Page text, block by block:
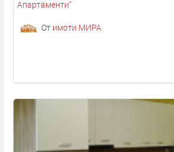
Апартаменти“
От имоти МИРА